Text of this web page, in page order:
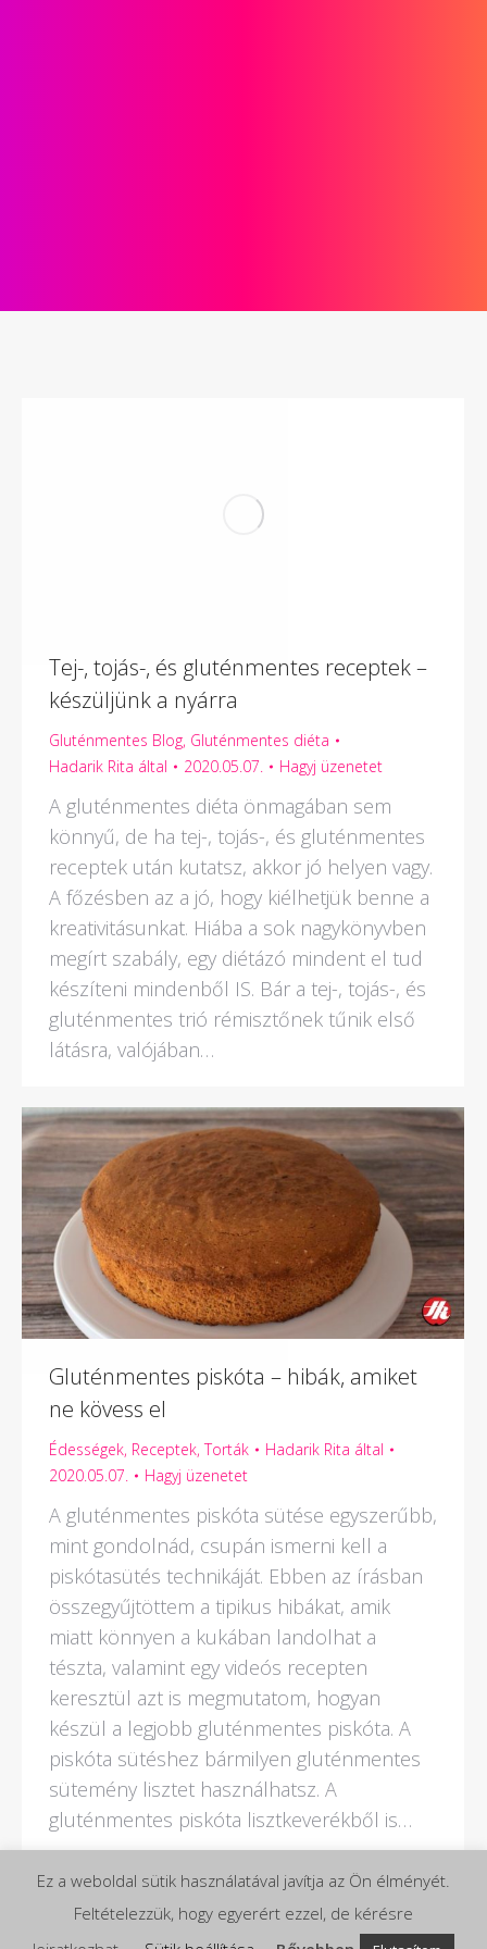
Tej-, tojás-, és gluténmentes receptek –
készüljünk a nyárra
Gluténmentes Blog, Gluténmentes diéta
Hadarik Rita által 2020.05.07. Hagyj üzenetet
A gluténmentes diéta önmagában sem
könnyű, de ha tej-, tojás-, és gluténmentes
receptek után kutatsz, akkor jó helyen vagy.
A főzésben az a jó, hogy kiélhetjük benne a
kreativitásunkat. Hiába a sok nagykönyvben
megírt szabály, egy diétázó mindent el tud
készíteni mindenből IS. Bár a tej-, tojás-, és
gluténmentes trió rémisztőnek tűnik első
látásra, valójában…
Gluténmentes piskóta – hibák, amiket
ne kövess el
Édességek, Receptek,Torták Hadarik Rita által
2020.05.07.
Hagyj üzenetet
A gluténmentes piskóta sütése egyszerűbb,
mint gondolnád, csupán ismerni kell a
piskótasütés technikáját. Ebben az írásban
összegyűjtöttem a tipikus hibákat, amik
miatt könnyen a kukában landolhat a
tészta, valamint egy videós recepten
keresztül azt is megmutatom, hogyan
készül a legjobb gluténmentes piskóta. A
piskóta sütéshez bármilyen gluténmentes
sütemény lisztet használhatsz. A
gluténmentes piskóta lisztkeverékből is…
Ez a weboldal sütik használatával javítja az Ön élményét.
Feltételezzük, hogy egyerért ezzel, de kérésre